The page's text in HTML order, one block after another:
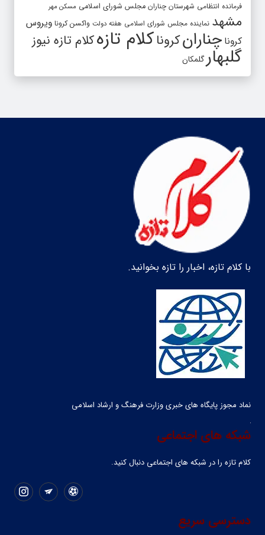
فرمانده انتظامی شهرستان چناران مجلس شورای اسلامی مسکن مهر
مشهد نماینده مجلس شورای اسلامی هفته دولت واکسن کرونا ویروس
کرونا چنارانکروناکلام تازهکلام تازه نیوز
گلبهارگلمکان
با کلام تازه، اخبار را تازه بخوانید.
نماد مجوز پایگاه های خبری وزارت فرهنگ و ارشاد اسلامی
شبکه های اجتماعی
کلام تازه را در شبکه ‌های اجتماعی دنبال کنید.
دسترسی سریع